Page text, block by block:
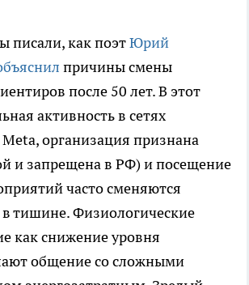
писали, как поэтЮрий
причины смены
после 50 лет. В этот
активность в сетях
организация признана
и запрещена в РФ) и посещение
часто сменяются
тишине. Физиологические
как снижение уровня
общение со сложными